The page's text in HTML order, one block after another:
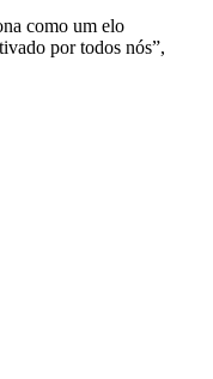
como um elo
por todos nós”,